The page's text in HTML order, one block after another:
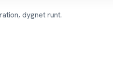
dygnet runt.